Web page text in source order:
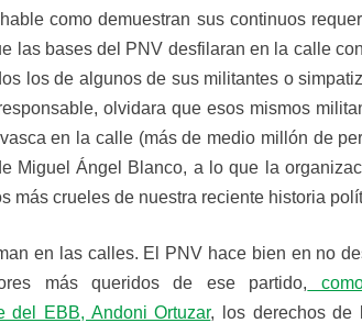
como demuestran sus continuos
las bases del PNV desfilaran en la calle
los de algunos de sus militantes o
olvidara que esos mismos
en la calle (más de medio millón de
Miguel Ángel Blanco, a lo que la
más crueles de nuestra reciente historia
en las calles. El PNV hace bien en no
más queridos de ese partido,
del EBB, Andoni Ortuzar, los derechos de